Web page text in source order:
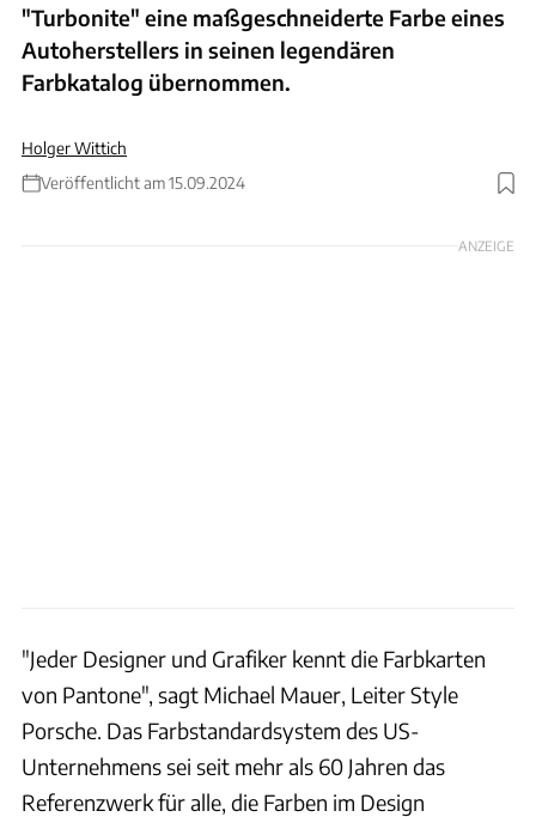
"Turbonite" eine maßgeschneiderte Farbe eines
Autoherstellers in seinen legendären
Farbkatalog übernommen.
Holger Wittich
Veröffentlicht am 15.09.2024
Foto: Porsche
ANZEIGE
"Jeder Designer und Grafiker kennt die Farbkarten
von Pantone", sagt Michael Mauer, Leiter Style
Porsche. Das Farbstandardsystem des US-
Unternehmens sei seit mehr als 60 Jahren das
Referenzwerk für alle, die Farben im Design